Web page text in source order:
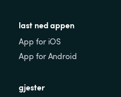
last ned appen
App for iOS
App for Android
gjester